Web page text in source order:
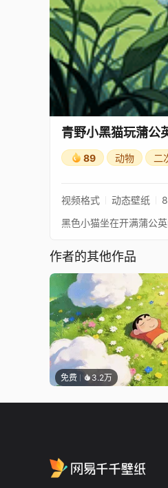
青野小黑猫玩蒲公
89 动物 二
视频格式 动态壁纸
黑色小猫坐在开满蒲公
作者的其他作品
免费 3.2万